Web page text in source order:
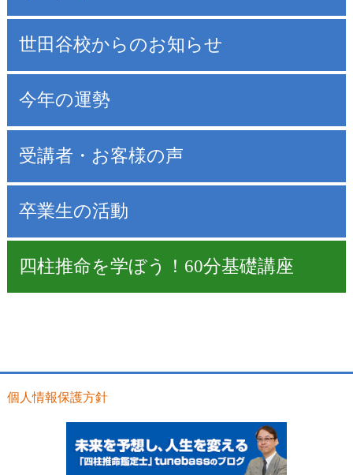
世田谷校からのお知らせ
今年の運勢
受講者・お客様の声
卒業生の活動
四柱推命を学ぼう！60分基礎講座
個人情報保護方針